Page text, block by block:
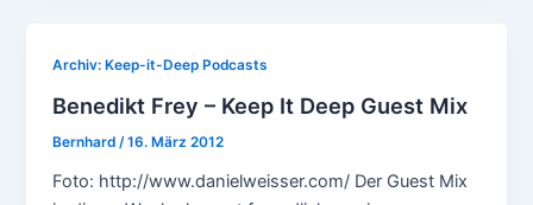
Archiv: Keep-it-Deep Podcasts
Benedikt Frey – Keep It Deep Guest Mix
Bernhard/16. März 2012
Foto: http://www.danielweisser.com/ Der Guest Mix